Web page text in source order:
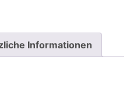
Informationen